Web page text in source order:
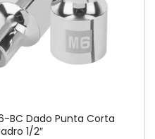
BC Dado Punta Corta
1/2″